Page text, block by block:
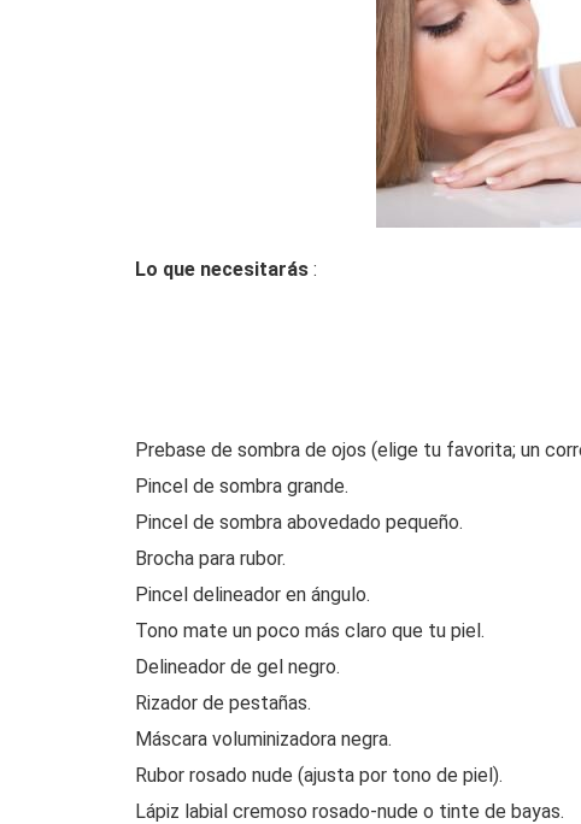
Lo que necesitarás :
Prebase de sombra de ojos (elige tu favorita; un
Pincel de sombra grande.
Pincel de sombra abovedado pequeño.
Brocha para rubor.
Pincel delineador en ángulo.
Tono mate un poco más claro que tu piel.
Delineador de gel negro.
Rizador de pestañas.
Máscara voluminizadora negra.
Rubor rosado nude (ajusta por tono de piel).
Lápiz labial cremoso rosado-nude o tinte de bayas.